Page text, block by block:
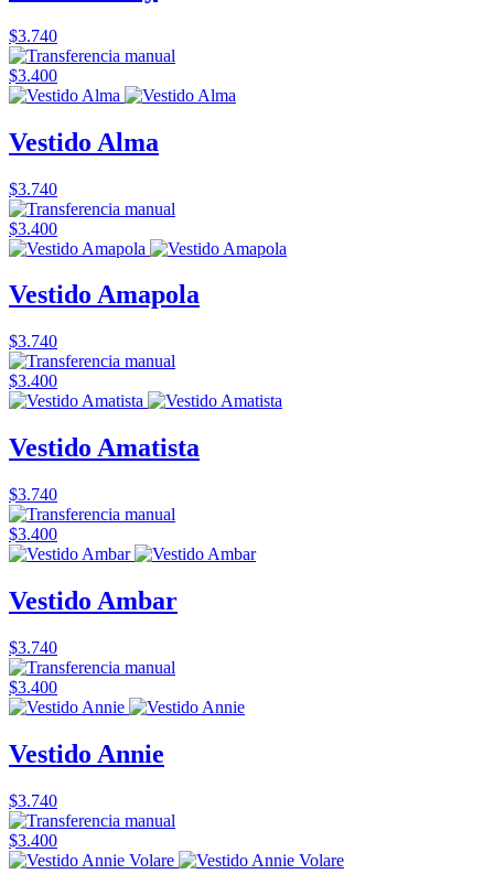
$3.740
$3.400
Vestido Alma
$3.740
$3.400
Vestido Amapola
$3.740
$3.400
Vestido Amatista
$3.740
$3.400
Vestido Ambar
$3.740
$3.400
Vestido Annie
$3.740
$3.400